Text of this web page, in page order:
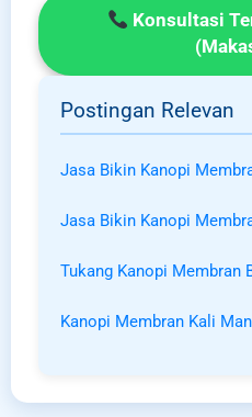
Konsultasi
Postingan Relevan
Jasa Bikin Kanopi
Jasa Bikin Kanopi
Tukang Kanopi Membran
Kanopi Membran Kali